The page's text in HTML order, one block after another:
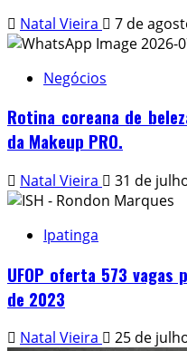
Natal Vieira 7 de
Negócios
Rotina coreana de
da Makeup PRO.
Natal Vieira 31 de
Ipatinga
UFOP oferta 573 vagas
de 2023
Natal Vieira 25 de